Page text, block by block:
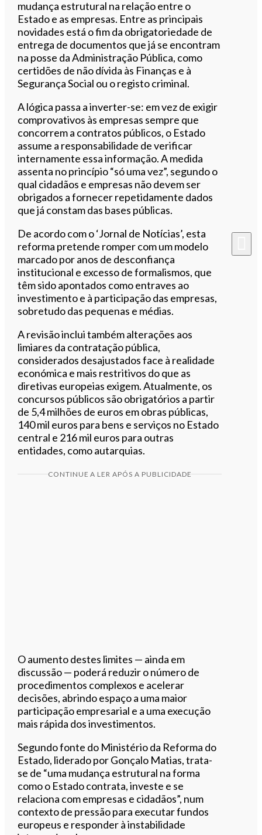
mudança estrutural na relação entre o
Estado e as empresas. Entre as principais
novidades está o fim da obrigatoriedade de
entrega de documentos que já se encontram
na posse da Administração Pública, como
certidões de não dívida às Finanças e à
Segurança Social ou o registo criminal.
A lógica passa a inverter-se: em vez de exigir
comprovativos às empresas sempre que
concorrem a contratos públicos, o Estado
assume a responsabilidade de verificar
internamente essa informação. A medida
assenta no princípio “só uma vez”, segundo o
qual cidadãos e empresas não devem ser
obrigados a fornecer repetidamente dados
que já constam das bases públicas.
De acordo com o ‘Jornal de Notícias’, esta
reforma pretende romper com um modelo
marcado por anos de desconfiança
institucional e excesso de formalismos, que
têm sido apontados como entraves ao
investimento e à participação das empresas,
sobretudo das pequenas e médias.
A revisão inclui também alterações aos
limiares da contratação pública,
considerados desajustados face à realidade
económica e mais restritivos do que as
diretivas europeias exigem. Atualmente, os
concursos públicos são obrigatórios a partir
de 5,4 milhões de euros em obras públicas,
140 mil euros para bens e serviços no Estado
central e 216 mil euros para outras
entidades, como autarquias.
CONTINUE A LER APÓS A PUBLICIDADE
O aumento destes limites — ainda em
discussão — poderá reduzir o número de
procedimentos complexos e acelerar
decisões, abrindo espaço a uma maior
participação empresarial e a uma execução
mais rápida dos investimentos.
Segundo fonte do Ministério da Reforma do
Estado, liderado por Gonçalo Matias, trata-
se de “uma mudança estrutural na forma
como o Estado contrata, investe e se
relaciona com empresas e cidadãos”, num
contexto de pressão para executar fundos
europeus e responder à instabilidade